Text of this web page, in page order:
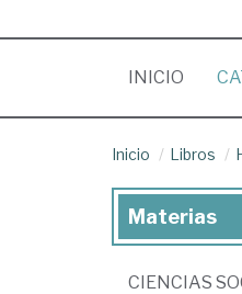
INICIO
Inicio Libros
Materias
CIENCIAS